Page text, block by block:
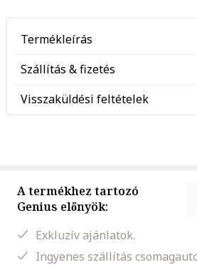
Termékleírás
Szállítás & fizetés
Visszaküldési feltételek
A termékhez tartozó
Genius előnyök:
Exkluzív ajánlatok.
Ingyenes szállítás